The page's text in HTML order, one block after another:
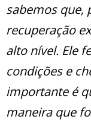
sabemos que,
recuperação
alto nível. Ele
condições e
importante é
maneira que